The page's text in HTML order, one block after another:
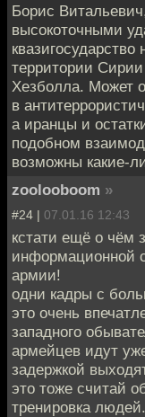
Борис
высокоточными
территории
Хезболла. Может
в
а иранцы и
подобном
возможны какие-
zoolooboom »
#24 | 07.01.16 12:43
кстати ещё о чём
информационной
армии!
одни кадры с
это очень
западного
армейцев идут
задержкой
это тоже считай
тренировка людей.